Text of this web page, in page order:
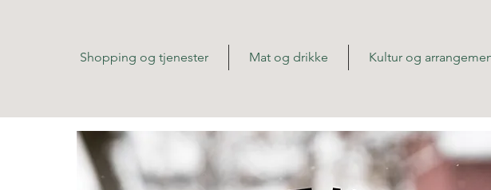
Shopping og tjenester Mat og drikke Kultur og